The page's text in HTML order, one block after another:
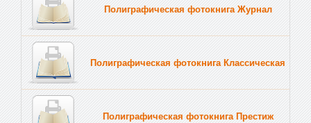
Полиграфическая фотокнига Журнал
Полиграфическая фотокнига Классическая
Полиграфическая фотокнига Престиж